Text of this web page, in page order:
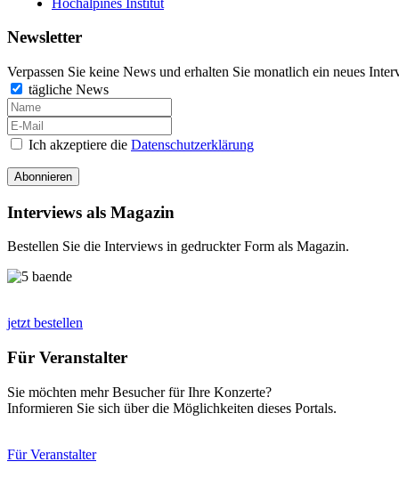
Newsletter
Verpassen Sie keine News und erhalten Sie monatlich ein neues
tägliche News
Ich akzeptiere die Datenschutzerklärung
Abonnieren
Interviews als Magazin
Bestellen Sie die Interviews in gedruckter Form als Magazin.
jetzt bestellen
Für Veranstalter
Sie möchten mehr Besucher für Ihre Konzerte?
Informieren Sie sich über die Möglichkeiten dieses Portals.
Für Veranstalter